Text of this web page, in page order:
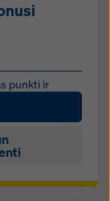
punkti ir